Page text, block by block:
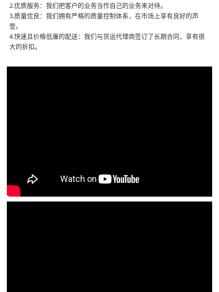
2.优质服务：我们把客户的业务当作自己的业务来对待。
3.质量优良：我们拥有严格的质量控制体系，在市场上享有良好的声
誉。
4.快速且价格低廉的配送：我们与货运代理商签订了长期合同，享有很
大的折扣。